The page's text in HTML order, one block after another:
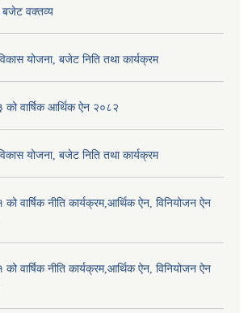
वक्तव्य
योजना, बजेट निति तथा कार्यक्रम
वार्षिक आर्थिक ऐन २०८२
योजना, बजेट निति तथा कार्यक्रम
वार्षिक नीति कार्यक्रम,आर्थिक ऐन, विनियोजन ऐन
वार्षिक नीति कार्यक्रम,आर्थिक ऐन, विनियोजन ऐन